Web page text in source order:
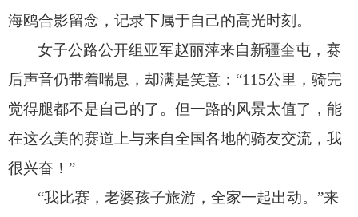
海鸥合影留念， 记录下属于自己的高光时刻。
女子公路公开组亚军赵丽萍来自新疆奎屯，赛
后声音仍带着喘息， 却满是笑意：“115公里， 骑完
觉得腿都不是自己的了。 但一路的风景太值了， 能
在这么美的赛道上与来自全国各地的骑友交流， 我
很兴奋！ ”
“我比赛，老婆孩子旅游，全家一起出动。”来